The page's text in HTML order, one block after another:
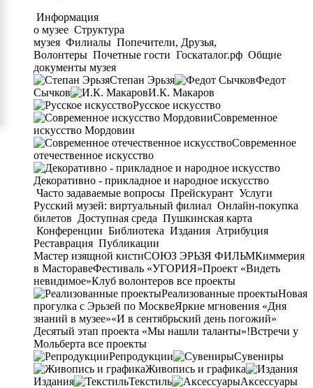
Информация
о музее Структура
музея Филиалы Попечители, Друзья,
Волонтеры Почетные гости Госкаталог.рф Общие
документы музея
Степан Эрьзя
Федот
Сычков
И.К. Макаров
Русское искусство
Современное
искусство Мордовии
Современное
отечественное искусство
Декоративно - прикладное и народное искусство
Часто задаваемые вопросы Прейскурант Услуги
Русский музей: виртуальный филиал Онлайн-покупка
билетов Доступная среда Пушкинская карта
Конференции Библиотека Издания Атрибуция
Реставрация Публикации
Мастер изящной кистиСОЮЗ ЭРЬЗЯ ФИЛЬМКиммерия
в МасторавеФестиваль «УГОРИЯ»Проект «Видеть
невидимое»Клуб волонтеров все проекты
Реализованные проектыНовая
прогулка с Эрьзей по МосквеЯркие мгновения «Дня
знаний в музее»«И в сентябрьский день погожий»
Десятый этап проекта «Мы нашли таланты»!Встречи у
Мольберта все проекты
Репродукции
Сувениры
Живопись и графика
Издания
Текстиль Аксессуары